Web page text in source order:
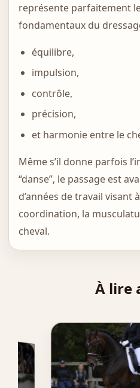
représente parfaitement
fondamentaux du
équilibre,
impulsion,
contrôle,
précision,
et harmonie entre le
Même s’il donne parfois
“danse”, le passage est
d’années de travail visant
coordination, la
cheval.
À lire